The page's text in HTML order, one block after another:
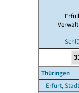
Thüringen
Erfurt, Stadt